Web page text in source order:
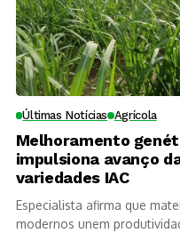
Últimas Notícias Agrícola
Melhoramento
impulsiona avanço
variedades IAC
Especialista afirma que
modernos unem